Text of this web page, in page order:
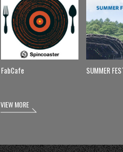
FabCafe SUMMER
VIEW MORE